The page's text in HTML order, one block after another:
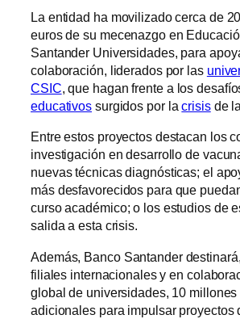
La entidad ha movilizado cerca de
euros de su mecenazgo en
Santander Universidades, para
colaboración, liderados por las
CSIC, que hagan frente a los
educativos surgidos por lacrisisde
Entre estos proyectos destacan los
investigación en desarrollo de
nuevas técnicas diagnósticas; el
más desfavorecidos para que
curso académico; o los estudios de
salida a esta crisis.
Además, Banco Santander
filiales internacionales y en
global de universidades, 10 millones
adicionales para impulsar proyectos